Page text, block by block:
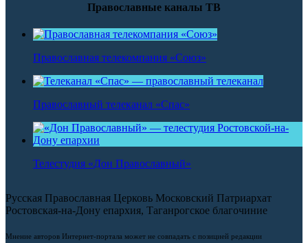
Православные каналы ТВ
Православная телекомпания «Союз»
Православный телеканал «Спас»
Телестудия «Дон Православный»
Русская Православная Церковь Московский Патриархат
Ростовская-на-Дону епархия, Таганрогское благочиние
Мнение авторов Интернет-портала может не совпадать с позицией редакции